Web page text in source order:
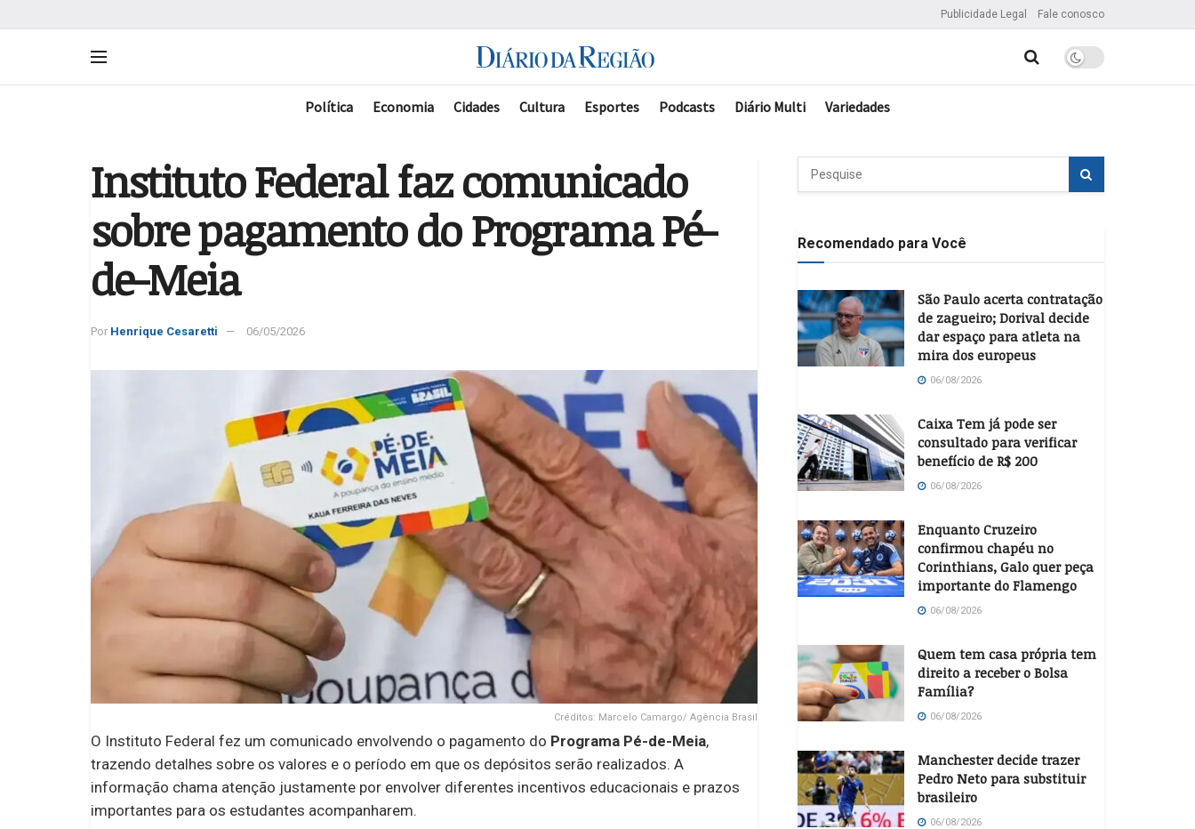
Publicidade Legal Fale conosco
Política Economia Cidades Cultura Esportes Podcasts Diário Multi Variedades
Instituto Federal faz comunicado
sobre pagamento do Programa Pé-
de-Meia
Por Henrique Cesaretti 06/05/2026
Créditos: Marcelo Camargo/ Agência Brasil
O Instituto Federal fez um comunicado envolvendo o pagamento do Programa Pé-de-Meia,
trazendo detalhes sobre os valores e o período em que os depósitos serão realizados. A
informação chama atenção justamente por envolver diferentes incentivos educacionais e prazos
importantes para os estudantes acompanharem.
Recomendado para Você
São Paulo acerta contratação
de zagueiro; Dorival decide
dar espaço para atleta na
mira dos europeus
06/08/2026
Caixa Tem já pode ser
consultado para verificar
benefício de R$ 200
06/08/2026
Enquanto Cruzeiro
confirmou chapéu no
Corinthians, Galo quer peça
importante do Flamengo
06/08/2026
Quem tem casa própria tem
direito a receber o Bolsa
Família?
06/08/2026
Manchester decide trazer
Pedro Neto para substituir
brasileiro
06/08/2026